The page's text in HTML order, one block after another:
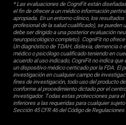
* Las evaluaciones de CogniFit están
el fin de ofrecer a un médico información
apropiada. En un entorno clínico, los
profesional de la salud cualificado), se pueden
debe ser dirigido a una posterior evaluación
neuropsicológico completo). CogniFit no
Un diagnóstico de TDAH, dislexia, demencia o
médico o psicólogo cualificado teniendo en
acuerdo al uso indicado, CogniFit no indica
un dispositivo médico certicado por la FDA. El
investigación en cualquier campo de
fines de investigación, todo uso del producto
conforme al procedimiento dictado por el
investigador. Todas estas protecciones para
inferiores a las requeridas para cualquier
Sección 45 CFR 46 del Código de Regulaciones